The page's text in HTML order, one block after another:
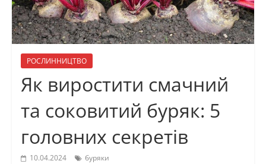
РОСЛИННИЦТВО
Як виростити смачний
та соковитий буряк: 5
головних секретів
10.04.2024 буряки